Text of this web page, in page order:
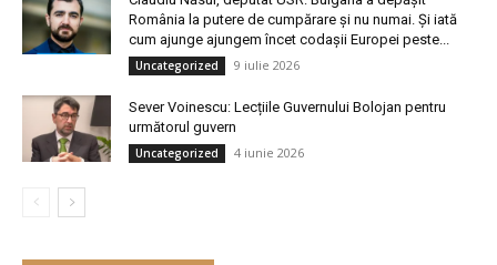
România la putere de cumpărare și nu numai. Și iată
cum ajunge ajungem încet codașii Europei peste...
Uncategorized 9 iulie 2026
Sever Voinescu: Lecțiile Guvernului Bolojan pentru
următorul guvern
Uncategorized 4 iunie 2026